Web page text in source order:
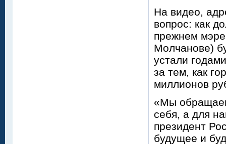
На видео,
вопрос: как
прежнем
Молчанове)
устали
за тем, как
миллионов
«Мы
себя, а для
президент
будущее и